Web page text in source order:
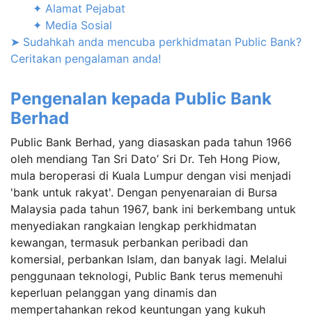
✦ Alamat Pejabat
✦ Media Sosial
➤ Sudahkah anda mencuba perkhidmatan Public Bank?
Ceritakan pengalaman anda!
Pengenalan kepada Public Bank
Berhad
Public Bank Berhad, yang diasaskan pada tahun 1966
oleh mendiang Tan Sri Dato’ Sri Dr. Teh Hong Piow,
mula beroperasi di Kuala Lumpur dengan visi menjadi
'bank untuk rakyat'. Dengan penyenaraian di Bursa
Malaysia pada tahun 1967, bank ini berkembang untuk
menyediakan rangkaian lengkap perkhidmatan
kewangan, termasuk perbankan peribadi dan
komersial, perbankan Islam, dan banyak lagi. Melalui
penggunaan teknologi, Public Bank terus memenuhi
keperluan pelanggan yang dinamis dan
mempertahankan rekod keuntungan yang kukuh